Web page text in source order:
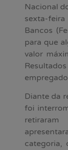
Nacional
sexta-
Bancos
para que
valor
Diante da
foi
categoria,